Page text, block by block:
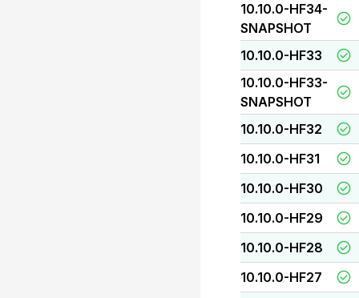
10.10.0-HF34-
SNAPSHOT
10.10.0-HF33
10.10.0-HF33-
SNAPSHOT
10.10.0-HF32
10.10.0-HF31
10.10.0-HF30
10.10.0-HF29
10.10.0-HF28
10.10.0-HF27